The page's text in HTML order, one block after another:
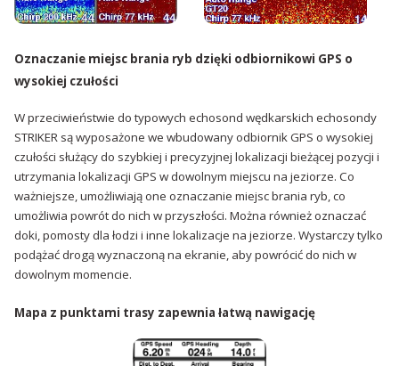
Oznaczanie miejsc brania ryb dzięki odbiornikowi GPS o
wysokiej czułości
W przeciwieństwie do typowych echosond wędkarskich echosondy
STRIKER są wyposażone we wbudowany odbiornik GPS o wysokiej
czułości służący do szybkiej i precyzyjnej lokalizacji bieżącej pozycji i
utrzymania lokalizacji GPS w dowolnym miejscu na jeziorze. Co
ważniejsze, umożliwiają one oznaczanie miejsc brania ryb, co
umożliwia powrót do nich w przyszłości. Można również oznaczać
doki, pomosty dla łodzi i inne lokalizacje na jeziorze. Wystarczy tylko
podążać drogą wyznaczoną na ekranie, aby powrócić do nich w
dowolnym momencie.
Mapa z punktami trasy zapewnia łatwą nawigację